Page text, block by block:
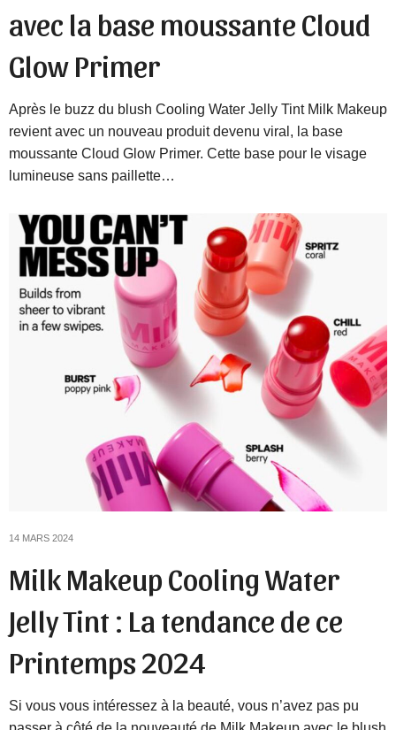
avec la base moussante Cloud
Glow Primer
Après le buzz du blush Cooling Water Jelly Tint Milk Makeup
revient avec un nouveau produit devenu viral, la base
moussante Cloud Glow Primer. Cette base pour le visage
lumineuse sans paillette…
14 MARS 2024
Milk Makeup Cooling Water
Jelly Tint : La tendance de ce
Printemps 2024
Si vous vous intéressez à la beauté, vous n’avez pas pu